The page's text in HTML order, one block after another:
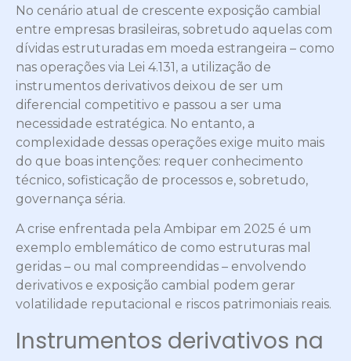
No cenário atual de crescente exposição cambial
entre empresas brasileiras, sobretudo aquelas com
dívidas estruturadas em moeda estrangeira – como
nas operações via Lei 4.131, a utilização de
instrumentos derivativos deixou de ser um
diferencial competitivo e passou a ser uma
necessidade estratégica. No entanto, a
complexidade dessas operações exige muito mais
do que boas intenções: requer conhecimento
técnico, sofisticação de processos e, sobretudo,
governança séria.
A crise enfrentada pela Ambipar em 2025 é um
exemplo emblemático de como estruturas mal
geridas – ou mal compreendidas – envolvendo
derivativos e exposição cambial podem gerar
volatilidade reputacional e riscos patrimoniais reais.
Instrumentos derivativos na